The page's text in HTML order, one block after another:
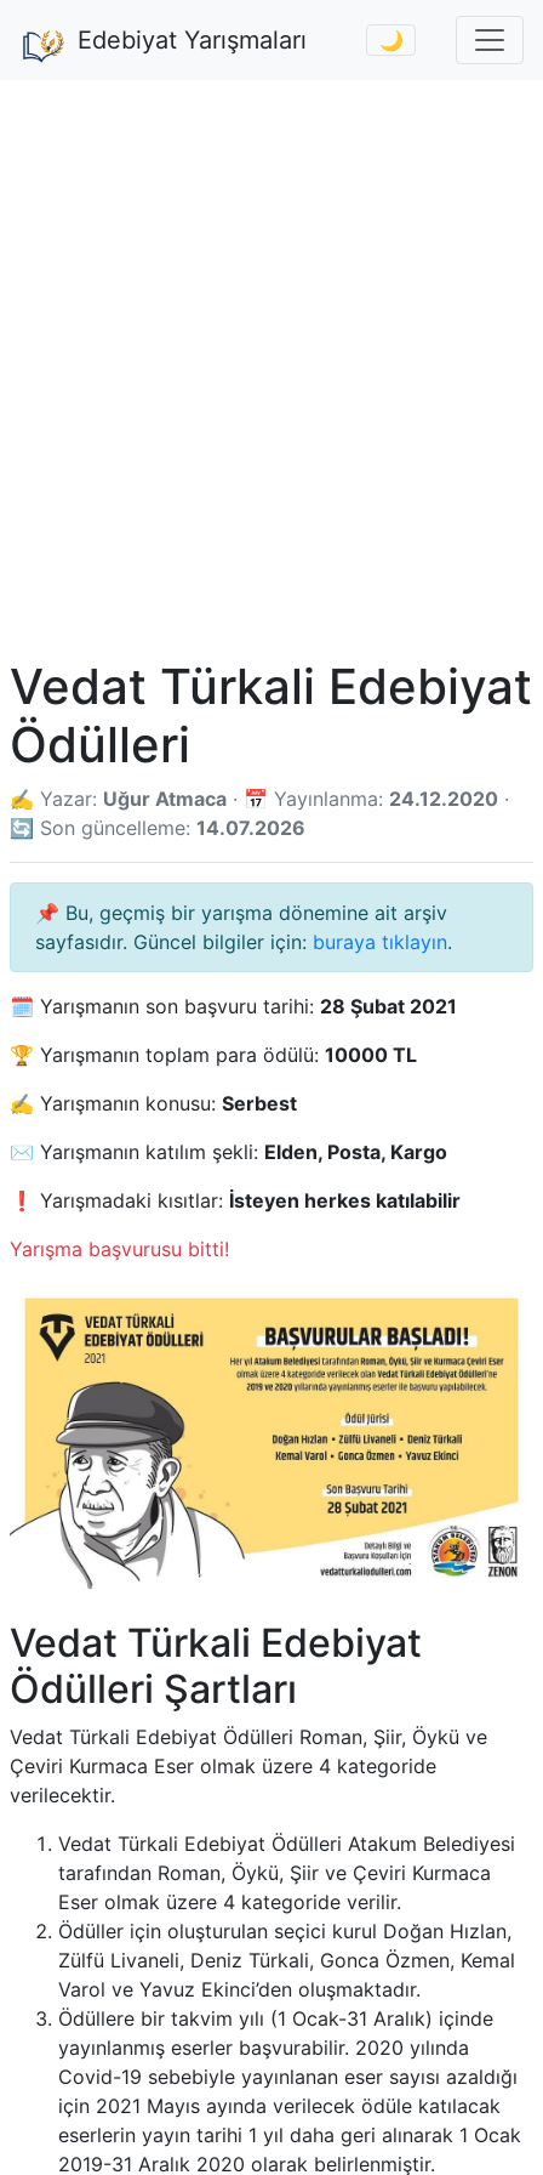
Edebiyat Yarışmaları 🌙
Vedat Türkali Edebiyat
Ödülleri
✍️ Yazar: Uğur Atmaca · 📅 Yayınlanma: 24.12.2020 ·
🔄 Son güncelleme: 14.07.2026
📌 Bu, geçmiş bir yarışma dönemine ait arşiv
sayfasıdır. Güncel bilgiler için: buraya tıklayın.
🗓️ Yarışmanın son başvuru tarihi: 28 Şubat 2021
🏆 Yarışmanın toplam para ödülü: 10000 TL
✍️ Yarışmanın konusu: Serbest
✉️ Yarışmanın katılım şekli: Elden, Posta, Kargo
❗ Yarışmadaki kısıtlar: İsteyen herkes katılabilir
Yarışma başvurusu bitti!
Vedat Türkali Edebiyat
Ödülleri Şartları
Vedat Türkali Edebiyat Ödülleri Roman, Şiir, Öykü ve
Çeviri Kurmaca Eser olmak üzere 4 kategoride
verilecektir.
Vedat Türkali Edebiyat Ödülleri Atakum Belediyesi
tarafından Roman, Öykü, Şiir ve Çeviri Kurmaca
Eser olmak üzere 4 kategoride verilir.
Ödüller için oluşturulan seçici kurul Doğan Hızlan,
Zülfü Livaneli, Deniz Türkali, Gonca Özmen, Kemal
Varol ve Yavuz Ekinci’den oluşmaktadır.
Ödüllere bir takvim yılı (1 Ocak-31 Aralık) içinde
yayınlanmış eserler başvurabilir. 2020 yılında
Covid-19 sebebiyle yayınlanan eser sayısı azaldığı
için 2021 Mayıs ayında verilecek ödüle katılacak
eserlerin yayın tarihi 1 yıl daha geri alınarak 1 Ocak
2019-31 Aralık 2020 olarak belirlenmiştir.